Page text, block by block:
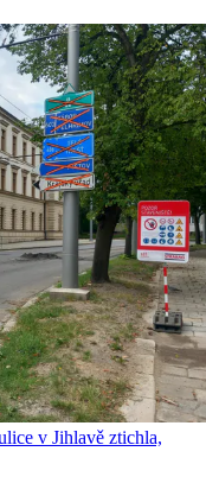
v Jihlavě ztichla,